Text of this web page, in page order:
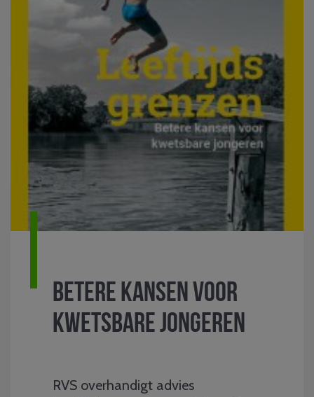
Betere kansen voor
kwetsbare jongeren
RVS overhandigt advies